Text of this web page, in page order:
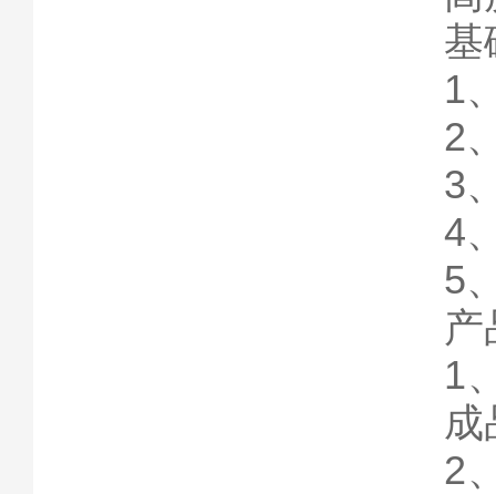
基
1
2
3
4
5
产
1
成
2